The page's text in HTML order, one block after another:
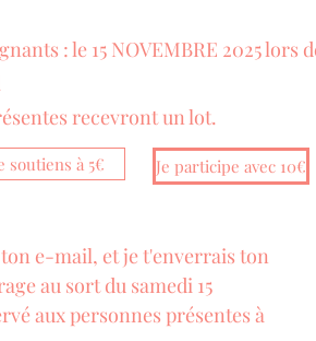
: le 15 NOVEMBRE 2025 lors
recevront un lot.
Je participe avec 10€
soutiens à 5€
e-mail, et je t'enverrais ton
au sort du samedi 15
aux personnes présentes à